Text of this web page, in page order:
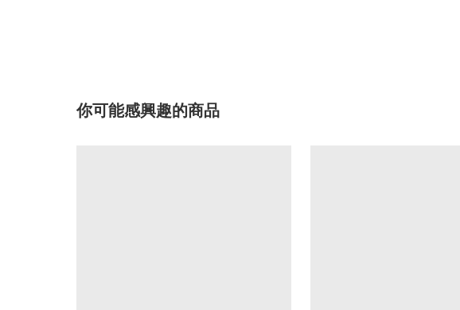
你可能感興趣的商品